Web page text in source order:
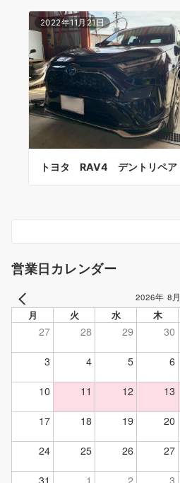
2022年11月21日
トヨタ RAV4 デントリペア
営業日カレンダー
2026年 8月
月 火 水 木
27 28 29 30
3 4 5 6
10 11 12 13
17 18 19 20
24 25 26 27
31 1 2 3